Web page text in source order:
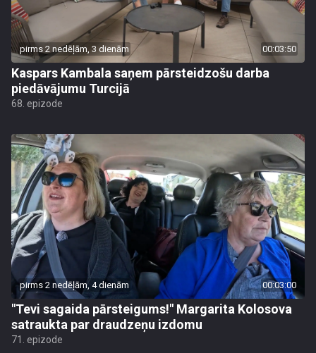
pirms 2 nedēļām, 3 dienām 00:03:50
Kaspars Kambala saņem pārsteidzošu darba
piedāvājumu Turcijā
68. epizode
pirms 2 nedēļām, 4 dienām 00:03:00
"Tevi sagaida pārsteigums!" Margarita Kolosova
satraukta par draudzeņu izdomu
71. epizode